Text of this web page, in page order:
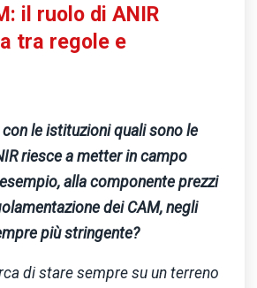
il ruolo di ANIR
tra regole e
le istituzioni quali sono le
riesce a metter in campo
alla componente prezzi
dei CAM, negli
più stringente?
di stare sempre su un terreno